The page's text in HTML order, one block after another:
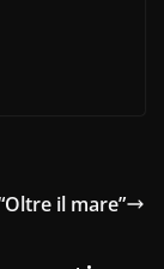
il mare”